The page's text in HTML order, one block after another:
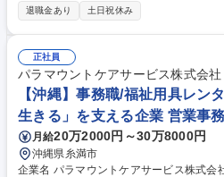
て、病院や福祉施設に対する法人営業(販
用具の選定と提案、取扱説明、納品まで
のチェックや利用者様の状態を確認し、
など顧客サポートにも力を入れており、
行うことができます。営業1名あたり100
が、長期の関係構築ができる場合も多くあります。 募集職
営業】未経験歓迎/福祉用具レンタル/年休
退職金あり 土日祝休み
正社員
パラマウントケアサービス株式会社
【沖縄】事務職/福祉用具レン
生きる」を支える企業 営業事務
月給20万2000円～30万8000円
沖縄県糸満市
企業名 パラマウントケアサービス株式会社 求人名 【沖縄】事務職/福